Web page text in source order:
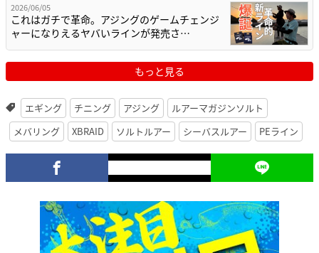
2026/06/05
これはガチで革命。アジングのゲームチェンジ
ャーになりえるヤバいラインが発売さ…
もっと見る
エギング チニング アジング
ルアーマガジンソルト
メバリング
XBRAID ソルトルアー シーバスルアー PEライン